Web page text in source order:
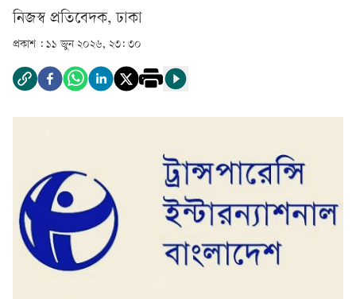
‎নিজস্ব প্রতিবেদক, ঢাকা‎
প্রকাশ : ১১ জুন ২০২৬, ২৩: ৩০